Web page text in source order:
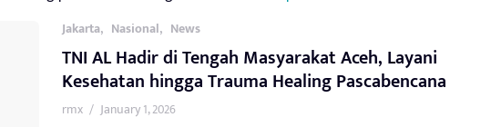
Jakarta, Nasional, News
TNI AL Hadir di Tengah Masyarakat Aceh, Layani
Kesehatan hingga Trauma Healing Pascabencana
rmx / January 1, 2026